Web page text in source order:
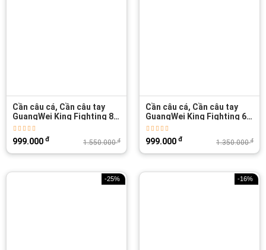
Cần câu cá, Cần câu tay
GuangWei King Fighting 8H
Hộp Đen
1.550.000đ
999.000 đ
Cần câu cá, Cần câu tay
GuangWei King Fighting 6H
Hộp Xanh
1.350.000đ
999.000 đ
-25% -16%